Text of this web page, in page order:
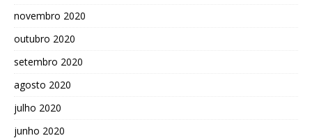
novembro 2020
outubro 2020
setembro 2020
agosto 2020
julho 2020
junho 2020